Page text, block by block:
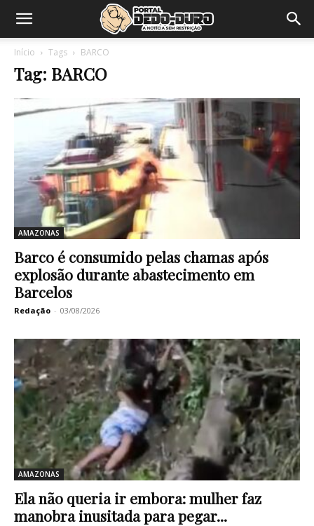
Início Tags BARCO
Tag: BARCO
AMAZONAS
Barco é consumido pelas chamas após
explosão durante abastecimento em
Barcelos
Redação - 03/08/2026
AMAZONAS
Ela não queria ir embora: mulher faz
manobra inusitada para pegar...